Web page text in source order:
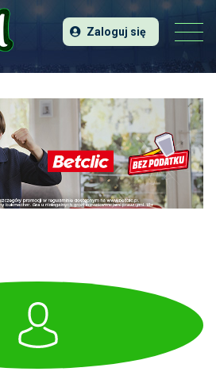
Zaloguj się